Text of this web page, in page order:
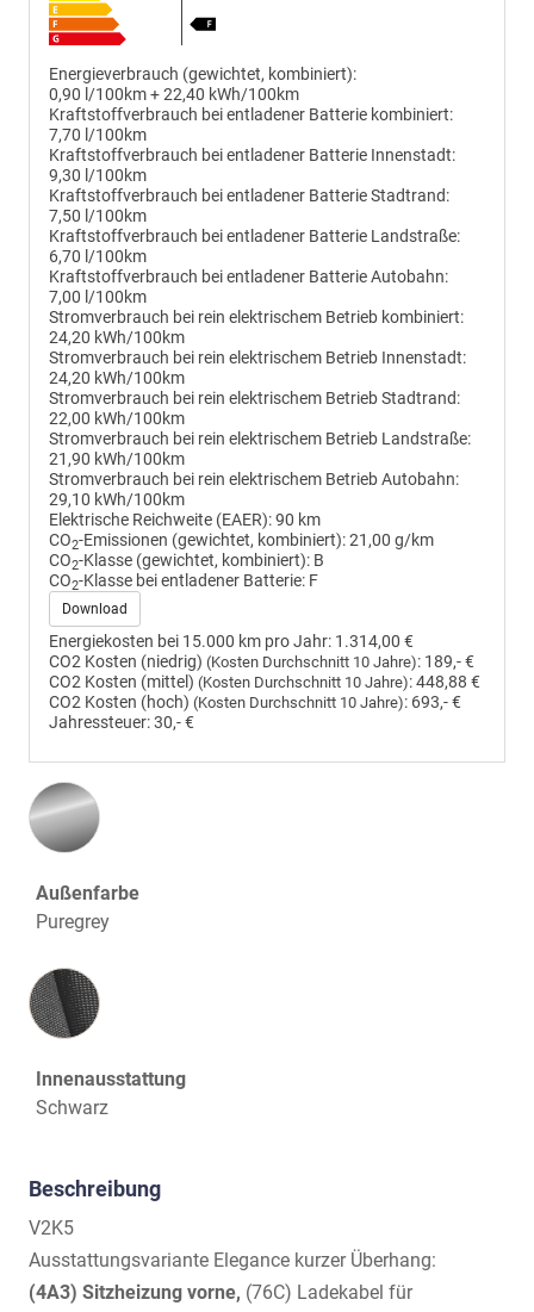
Energieverbrauch (gewichtet, kombiniert):
0,90 l/100km + 22,40 kWh/100km
Kraftstoffverbrauch bei entladener Batterie kombiniert:
7,70 l/100km
Kraftstoffverbrauch bei entladener Batterie Innenstadt:
9,30 l/100km
Kraftstoffverbrauch bei entladener Batterie Stadtrand:
7,50 l/100km
Kraftstoffverbrauch bei entladener Batterie Landstraße:
6,70 l/100km
Kraftstoffverbrauch bei entladener Batterie Autobahn:
7,00 l/100km
Stromverbrauch bei rein elektrischem Betrieb kombiniert:
24,20 kWh/100km
Stromverbrauch bei rein elektrischem Betrieb Innenstadt:
24,20 kWh/100km
Stromverbrauch bei rein elektrischem Betrieb Stadtrand:
22,00 kWh/100km
Stromverbrauch bei rein elektrischem Betrieb Landstraße:
21,90 kWh/100km
Stromverbrauch bei rein elektrischem Betrieb Autobahn:
29,10 kWh/100km
Elektrische Reichweite (EAER):90 km
CO2-Emissionen (gewichtet, kombiniert):21,00 g/km
CO2-Klasse (gewichtet, kombiniert): B
CO2-Klasse bei entladener Batterie: F
Download
Energiekosten bei 15.000 km pro Jahr: 1.314,00 €
CO2 Kosten (niedrig) (Kosten Durchschnitt 10 Jahre): 189,- €
CO2 Kosten (mittel) (Kosten Durchschnitt 10 Jahre):448,88 €
CO2 Kosten (hoch) (Kosten Durchschnitt 10 Jahre): 693,- €
Jahressteuer:30,- €
Außenfarbe
Puregrey
Innenausstattung
Innenausstattung
Schwarz
Beschreibung
V2K5
Ausstattungsvariante Elegance kurzer Überhang:
(4A3) Sitzheizung vorne, (76C) Ladekabel für